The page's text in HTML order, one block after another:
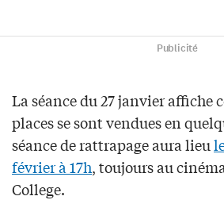
Publicité
La séance du 27 janvier affiche
places se sont vendues en
séance de rattrapage aura lieu
février à 17h, toujours au
College.